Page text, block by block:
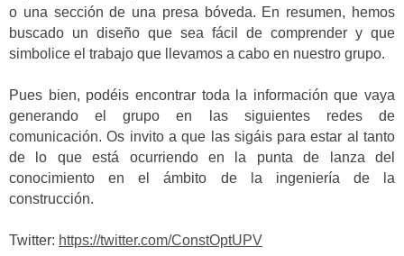
o una sección de una presa bóveda. En resumen, hemos
buscado un diseño que sea fácil de comprender y que
simbolice el trabajo que llevamos a cabo en nuestro grupo.
Pues bien, podéis encontrar toda la información que vaya
generando el grupo en las siguientes redes de
comunicación. Os invito a que las sigáis para estar al tanto
de lo que está ocurriendo en la punta de lanza del
conocimiento en el ámbito de la ingeniería de la
construcción.
Twitter: https://twitter.com/ConstOptUPV